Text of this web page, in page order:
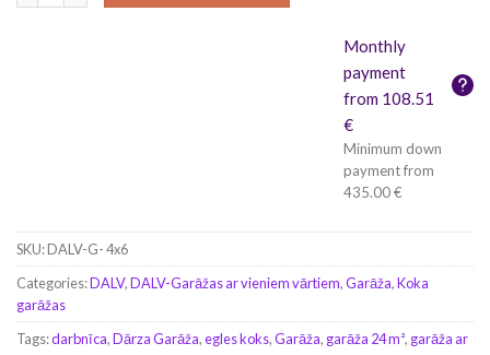
Monthly
payment
from 108.51
€
Minimum down
payment from
435.00 €
SKU:DALV-G- 4x6
Categories:DALV,DALV-Garāžas ar vieniem vārtiem,Garāža,Koka
garāžas
Tags:darbnīca,Dārza Garāža,egles koks,Garāža, garāža 24 m², garāža ar